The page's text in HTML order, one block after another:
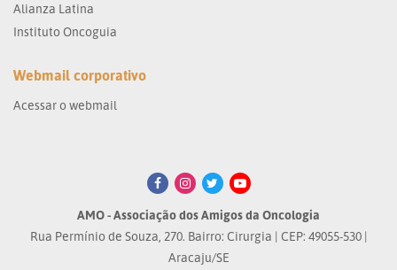
Alianza Latina
Instituto Oncoguia
Webmail corporativo
Acessar o webmail
AMO - Associação dos Amigos da Oncologia
Rua Permínio de Souza, 270. Bairro: Cirurgia | CEP: 49055-530 |
Aracaju/SE